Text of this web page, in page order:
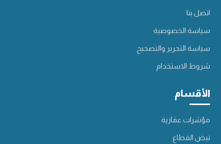
اتصل بنا
سياسة الخصوصية
سياسة التحرير والتصحيح
شروط الاستخدام
الأقسام
مؤشرات عقارية
نبض القطاع